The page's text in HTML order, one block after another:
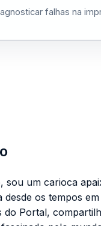
falhas na
sou um carioca
desde os tempos
do Portal,